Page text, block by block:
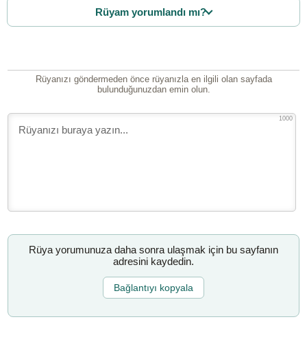
Rüyam yorumlandı mı?
Rüyanızı göndermeden önce rüyanızla en ilgili olan sayfada
bulunduğunuzdan emin olun.
1000
Rüya yorumunuza daha sonra ulaşmak için bu sayfanın
adresini kaydedin.
Bağlantıyı kopyala